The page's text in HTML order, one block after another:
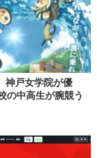
神戸女学院が優
の中高生が腕競う